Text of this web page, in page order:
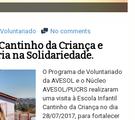
v
i
a
i
o
Voluntariado No comments
da Criança e
na Solidariedade.
O Programa de Voluntariado
da AVESOL e o Núcleo
AVESOL/PUCRS realizaram
uma visita à Escola Infantil
Cantinho da Criança no dia
28/07/2017, para fortalecer